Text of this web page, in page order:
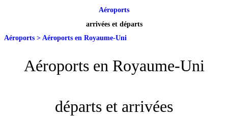
Aéroports
arrivées et départs
Aéroports > Aéroports en Royaume-Uni
Aéroports en Royaume-Uni
départs et arrivées